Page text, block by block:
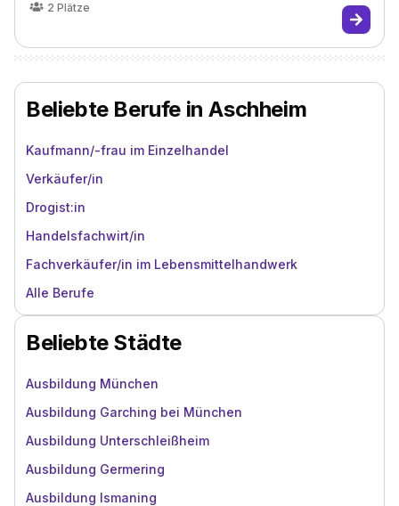
2 Plätze
Beliebte Berufe in Aschheim
Kaufmann/-frau im Einzelhandel
Verkäufer/in
Drogist:in
Handelsfachwirt/in
Fachverkäufer/in im Lebensmittelhandwerk
Alle Berufe
Beliebte Städte
Ausbildung München
Ausbildung Garching bei München
Ausbildung Unterschleißheim
Ausbildung Germering
Ausbildung Ismaning